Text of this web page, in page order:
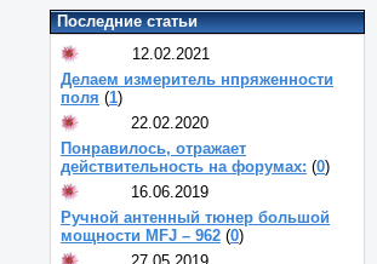
Последние статьи
12.02.2021
Делаем измеритель нпряженности
поля (1)
22.02.2020
Понравилось, отражает
действительность на форумах: (0)
16.06.2019
Ручной антенный тюнер большой
мощности MFJ – 962 (0)